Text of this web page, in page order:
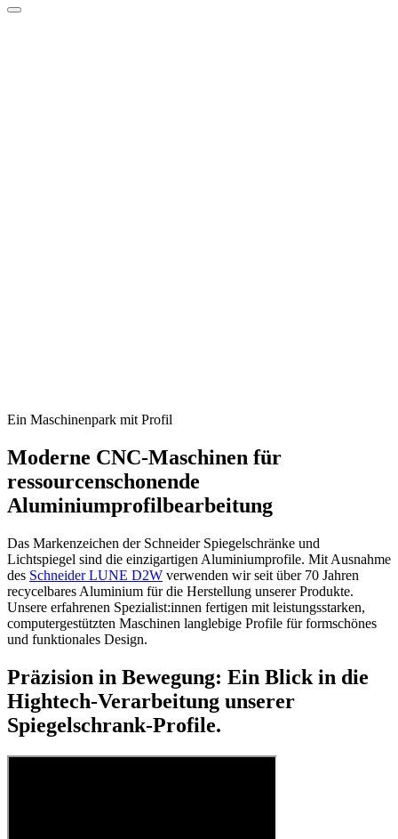
Ein Maschinenpark mit Profil
Moderne CNC-Maschinen für
ressourcenschonende
Aluminiumprofilbearbeitung
Das Markenzeichen der Schneider Spiegelschränke und
Lichtspiegel sind die einzigartigen Aluminiumprofile. Mit Ausnahme
des Schneider LUNE D2W verwenden wir seit über 70 Jahren
recycelbares Aluminium für die Herstellung unserer Produkte.
Unsere erfahrenen Spezialist:innen fertigen mit leistungsstarken,
computergestützten Maschinen langlebige Profile für formschönes
und funktionales Design.
Präzision in Bewegung: Ein Blick in die
Hightech-Verarbeitung unserer
Spiegelschrank-Profile.